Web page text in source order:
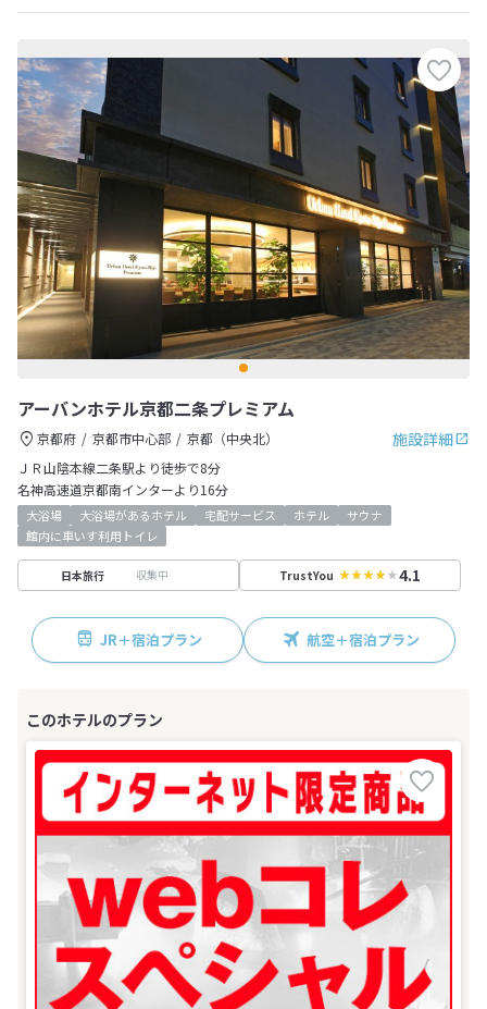
アーバンホテル京都二条プレミアム
施設詳細
京都府 京都市中心部
京都（中央北）
ＪＲ山陰本線二条駅より徒歩で8分
名神高速道京都南インターより16分
大浴場 大浴場があるホテル 宅配サービス ホテル
サウナ
館内に車いす利用トイレ
日本旅行 収集中 TrustYou 4.1
JR＋宿泊プラン 航空＋宿泊プラン